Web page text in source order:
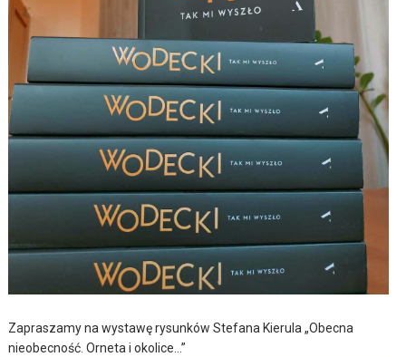
Zapraszamy na wystawę rysunków Stefana Kierula „Obecna
nieobecność. Orneta i okolice…”